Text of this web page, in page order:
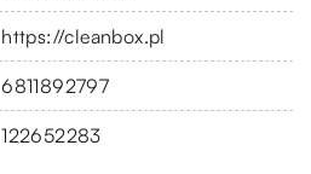
https://cleanbox.pl
6811892797
122652283